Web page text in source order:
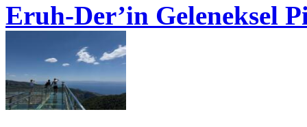
Eruh-Der’in Geleneksel